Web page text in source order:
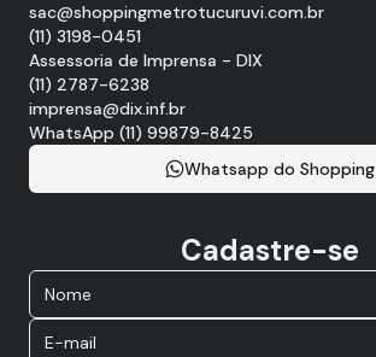
sac@shoppingmetrotucuruvi.com.br
(11) 3198-0451
Assessoria de Imprensa - DIX
(11) 2787-6238
imprensa@dix.inf.br
WhatsApp (11) 99879-8425
Whatsapp do Shopping
Cadastre-se